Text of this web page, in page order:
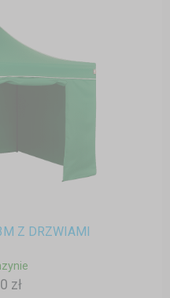
Z DRZWIAMI
zł